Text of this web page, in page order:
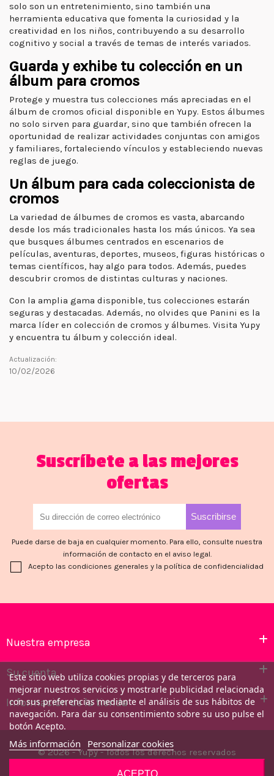
solo son un entretenimiento, sino también una
herramienta educativa que fomenta la curiosidad y la
creatividad en los niños, contribuyendo a su desarrollo
cognitivo y social a través de temas de interés variados.
Guarda y exhibe tu colección en un
álbum para cromos
Protege y muestra tus colecciones más apreciadas en el
álbum de cromos oficial disponible en Yupy. Estos álbumes
no solo sirven para guardar, sino que también ofrecen la
oportunidad de realizar actividades conjuntas con amigos
y familiares, fortaleciendo vínculos y estableciendo nuevas
reglas de juego.
Un álbum para cada coleccionista de
cromos
La variedad de álbumes de cromos es vasta, abarcando
desde los más tradicionales hasta los más únicos. Ya sea
que busques álbumes centrados en escenarios de
películas, aventuras, deportes, museos, figuras históricas o
temas científicos, hay algo para todos. Además, puedes
descubrir cromos de distintas culturas y naciones.
Con la amplia gama disponible, tus colecciones estarán
seguras y destacadas. Además, no olvides que Panini es la
marca líder en colección de cromos y álbumes. Visita Yupy
y encuentra tu álbum y colección ideal.
Actualización:
10/02/2026
Suscríbete a las mejores
ofertas
Puede darse de baja en cualquier momento. Para ello, consulte nuestra
información de contacto en el aviso legal.
Acepto las condiciones generales y la política de confidencialidad
Nuestra empresa
Su cuenta
Información de la tienda
Este sitio web utiliza cookies propias y de terceros para
mejorar nuestros servicios y mostrarle publicidad relacionada
con sus preferencias mediante el análisis de sus hábitos de
navegación. Para dar su consentimiento sobre su uso pulse el
botón Acepto.
Más información Personalizar cookies
ACEPTO
© 2026 - Yupy - Todos los derechos reservados